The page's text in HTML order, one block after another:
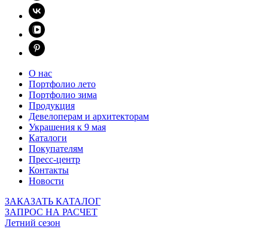
О нас
Портфолио лето
Портфолио зима
Продукция
Девелоперам и архитекторам
Украшения к 9 мая
Каталоги
Покупателям
Пресс-центр
Контакты
Новости
ЗАКАЗАТЬ КАТАЛОГ
ЗАПРОС НА РАСЧЕТ
Летний сезон